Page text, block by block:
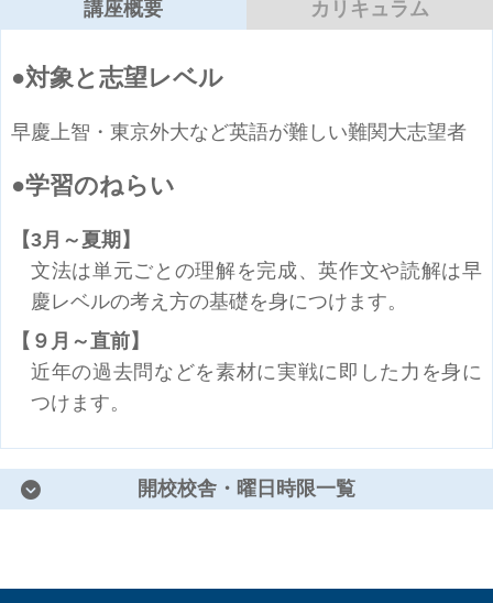
開校校舎・曜日時限一覧
講座概要 カリキュラム
対象と志望レベル
早慶上智・東京外大など英語が難しい難関大志望者
学習のねらい
3月～夏期
文法は単元ごとの理解を完成、英作文や読解は早
慶レベルの考え方の基礎を身につけます。
９月～直前
近年の過去問などを素材に実戦に即した力を身に
つけます。